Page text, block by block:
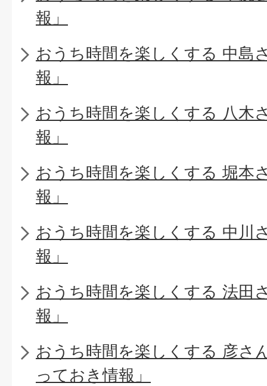
報」
おうち時間を楽しくする 中島
報」
おうち時間を楽しくする 八木
報」
おうち時間を楽しくする 堀本
報」
おうち時間を楽しくする 中川
報」
おうち時間を楽しくする 法田
報」
おうち時間を楽しくする 彦さ
っておき情報」